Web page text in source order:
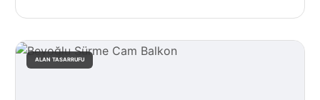
ALAN TASARRUFU